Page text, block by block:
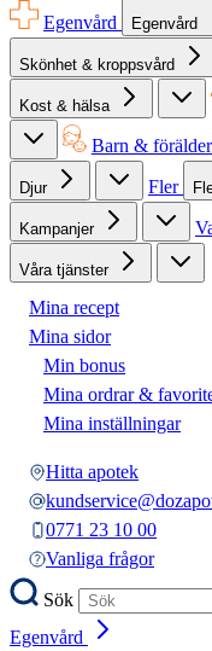
Egenvård
Egenvård
Skönhet & kroppsvård
Kost & hälsa
Barn & förälder
Djur Fler
Kampanjer
Våra tjänster
Mina recept
Mina sidor
Min bonus
Mina ordrar &
Mina inställningar
Hitta apotek
0771 23 10 00
Vanliga frågor
Sök
Egenvård